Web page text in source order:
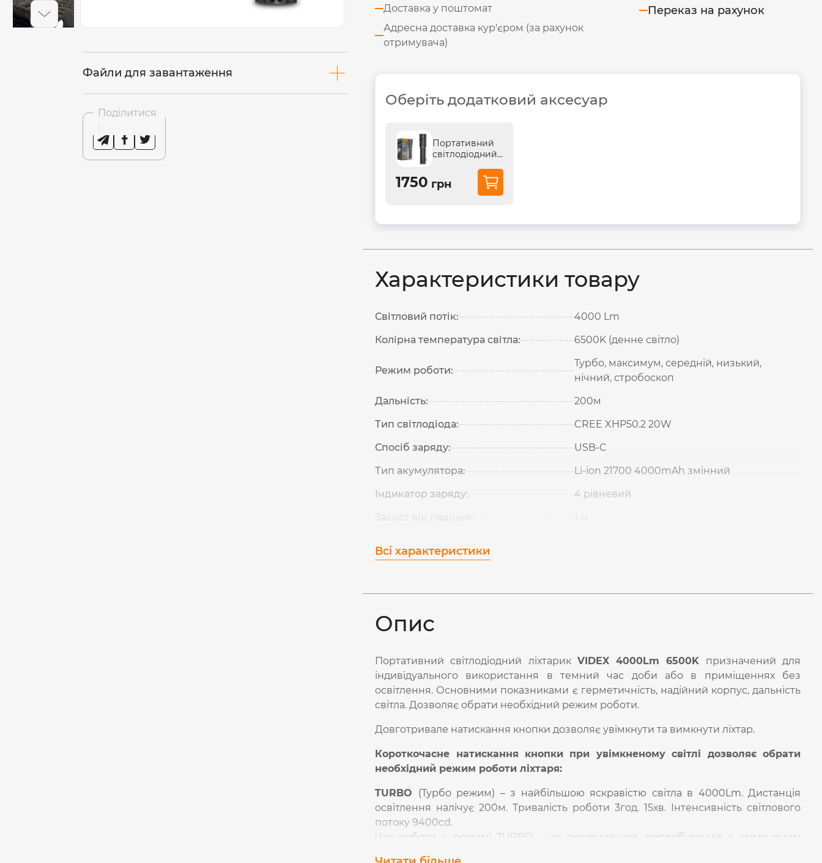
Файли для завантаження
Поділитися
:
Доставка у поштомат
Адресна доставка кур'єром (за рахунок
отримувача)
Переказ на рахунок
Оберіть додатковий аксесуар
Портативний
світлодіодний
1700Lm...
1750 грн
Характеристики товару
Світловий потік:
4000 Lm
Колірна температура світла:
6500K (денне світло)
Режим роботи:
Турбо, максимум, середній, низький,
нічний, стробоскоп
Дальність:
200м
Тип світлодіода:
CREE XHP50.2 20W
Спосіб заряду:
USB-C
Тип акумулятора:
Li-ion 21700 4000mAh змінний
Індикатор заряду:
4 рівневий
Всі характеристики
Опис
Портативний світлодіодний ліхтарик VIDEX 4000Lm 6500K призначений для
індивідуального використання в темний час доби або в приміщеннях без
освітлення. Основними показниками є герметичність, надійний корпус, дальність
світла. Дозволяє обрати необхідний режим роботи.
Довготривале натискання кнопки дозволяє увімкнути та вимкнути ліхтар.
Короткочасне натискання кнопки при увімкненому світлі дозволяє обрати
необхідний режим роботи ліхтаря:
TURBO (Турбо режим) – з найбільшою яскравістю світла в 4000Lm. Дистанція
освітлення налічує 200м. Тривалість роботи 3год. 15хв. Інтенсивність світлового
потоку 9400cd.
Час роботи у режимі TURBO - це сукупний час, випробуваний з увімкненим